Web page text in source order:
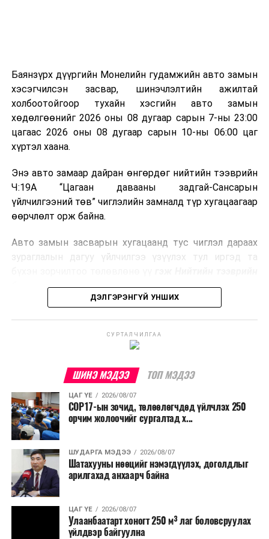
болон дулааны эрчим хүч үйлдвэрлэхэд ашиглаж
болдог. Зарим технологийн хувьд шаталтын дараа
үлдэх үнснээс фосфор зэрэг ашигт эрдсийг сэргээн
авах боломжтой аж.
Япон, Герман, Швейцар, Нидерланд, Өмнөд Солонгос
зэрэг улс лаг хатаах, шатаах технологийг ашиглаж
байна. Тухайлбал, Германд лаг шатаах үйлдвэрээс
гарсан үнснээс фосфор сэргээн авах технологи
ашигладаг бол Нидерландад төвлөрсөн лаг
боловсруулах үйлдвэрүүдээр дулаан, цахилгаан
Ийнхүү лаг хатаах, шатаах технологийг лагийн
улсад өргөн ашиглаж байна.
Баянзүрх дүүргийн Монелийн гудамжийн авто замын
хэсэгчилсэн засвар, шинэчлэлтийн ажилтай
холбоотойгоор тухайн хэсгийн авто замын
хөдөлгөөнийг 2026 оны 08 дугаар сарын 7-ны 23:00
цагаас 2026 оны 08 дугаар сарын 10-ны 06:00 цаг
хүртэл хаана.
Энэ авто замаар дайран өнгөрдөг нийтийн тээврийн
Ч:19А “Цагаан давааны задгай-Сансарын
үйлчилгээний төв” чиглэлийн замналд түр хугацаагаар
өөрчлөлт орж байна.
Авто замын засварын хугацаанд тус чиглэл дараах
зураглалын дагуу үйлчилгээ үзүүлэх тул иргэд та
бодлогын газраас мэдээллээ.
ДЭЛГЭРЭНГҮЙ УНШИХ
СУРТАЛЧИЛГАА
ШИНЭ МЭДЭЭ ТОП МЭДЭЭ
ЦАГ ҮЕ 2026/08/07
COP17-ын зочид, төлөөлөгчдөд үйлчлэх 250
орчим жолоочийг сургалтад х...
ШУДАРГА МЭДЭЭ 2026/08/07
Шатахууны нөөцийг нэмэгдүүлэх, доголдлыг
арилгахад анхаарч байна
ЦАГ ҮЕ 2026/08/07
Улаанбаатарт хоногт 250 м³ лаг боловсруулах
үйлдвэр байгуулна